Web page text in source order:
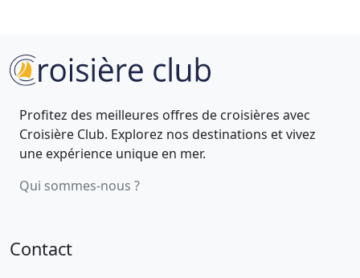
Profitez des meilleures offres de croisières avec
Croisière Club. Explorez nos destinations et vivez
une expérience unique en mer.
Qui sommes-nous ?
Contact